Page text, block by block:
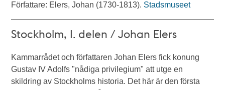
Författare: Elers, Johan (1730-1813). Stadsmuseet
Stockholm, I. delen / Johan Elers
Kammarrådet och författaren Johan Elers fick konung
Gustav IV Adolfs "nådiga privilegium" att utge en
skildring av Stockholms historia. Det här är den första